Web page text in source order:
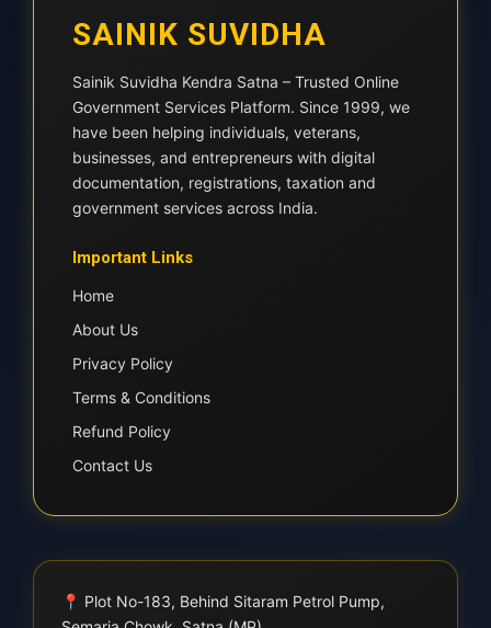
SAINIK SUVIDHA
Sainik Suvidha Kendra Satna – Trusted Online
Government Services Platform. Since 1999, we
have been helping individuals, veterans,
businesses, and entrepreneurs with digital
documentation, registrations, taxation and
government services across India.
Important Links
Home
About Us
Privacy Policy
Terms & Conditions
Refund Policy
Contact Us
📍 Plot No-183, Behind Sitaram Petrol Pump,